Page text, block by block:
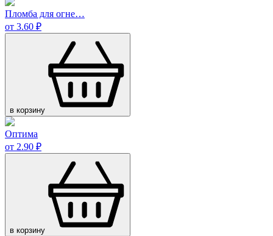
Пломба для огне…
от 3.60 ₽
в корзину
Оптима
от 2.90 ₽
в корзину